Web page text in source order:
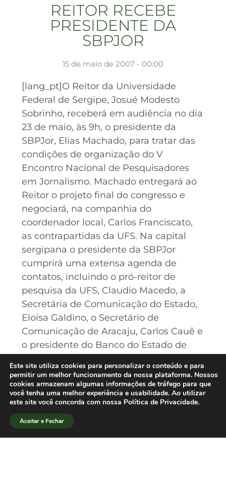
REITOR RECEBE
PRESIDENTE DA
SBPJOR
15 de maio de 2007 - 00:00
[lang_pt]O Reitor da Universidade
Federal de Sergipe, Josué Modesto
Sobrinho, receberá em audiência no dia
23 de maio, às 9h, o presidente da
SBPJor, Elias Machado, para tratar das
condições de organização do V
Encontro Nacional de Pesquisadores
em Jornalismo. Machado entregará ao
Reitor o projeto final do congresso e
negociará, na companhia do
coordenador local, Carlos Franciscato,
as contrapartidas da UFS. Na capital
sergipana o presidente da SBPJor
cumprirá uma extensa agenda de
contatos, incluindo o pró-reitor de
pesquisa da UFS, Claudio Macedo, a
Secretária de Comunicação do Estado,
Eloísa Galdino, o Secretário de
Comunicação de Aracaju, Carlos Cauê e
o presidente do Banco do Estado de
da tarde, Elias Machado fará uma
palestra para os alunos do curso de
Jornalismo da UFS e se reunirá com a
Comissão Local que organiza o V
SBPJor.[/lang_pt]
Este site utiliza cookies para personalizar o conteúdo e para
permitir um melhor funcionamento da nossa plataforma. Nossos
cookies armazenam algumas informações de tráfego para que
você tenha uma melhor experiência e usabilidade. Ao utilizar
este site você concorda com nossa Política de Privacidade.
Aceitar e Fechar